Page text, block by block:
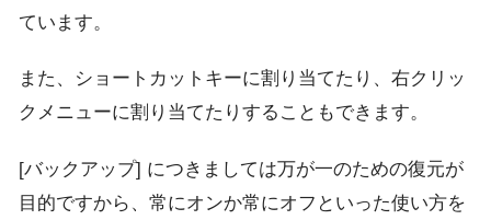
ています。
また、ショートカットキーに割り当てたり、右クリッ
クメニューに割り当てたりすることもできます。
[バックアップ] につきましては万が一のための復元が
目的ですから、常にオンか常にオフといった使い方を